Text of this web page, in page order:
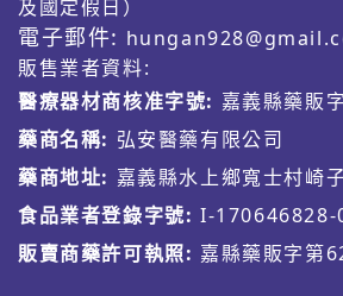
及國定假日）
電子郵件:
販售業者資料:
醫療器材商核准字號: 嘉義縣藥販
藥商名稱: 弘安醫藥有限公司
藥商地址: 嘉義縣水上鄉寬士村崎
食品業者登錄字號: I-170646828-
販賣商藥許可執照: 嘉縣藥販字第